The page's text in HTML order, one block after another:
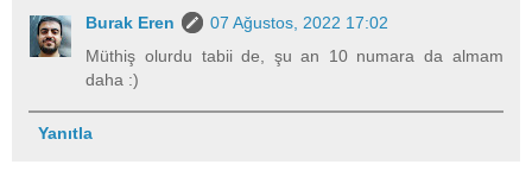
Burak Eren
07 Ağustos, 2022 17:02
Müthiş olurdu tabii de, şu an 10 numara da almam
daha :)
Yanıtla